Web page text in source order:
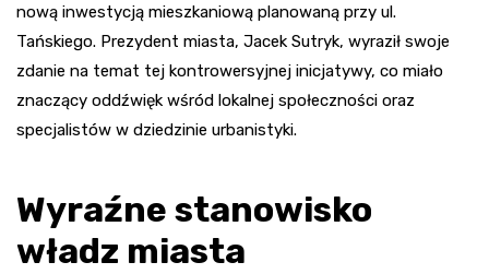
nową inwestycją mieszkaniową planowaną przy ul.
Tańskiego. Prezydent miasta, Jacek Sutryk, wyraził swoje
zdanie na temat tej kontrowersyjnej inicjatywy, co miało
znaczący oddźwięk wśród lokalnej społeczności oraz
specjalistów w dziedzinie urbanistyki.
Wyraźne stanowisko
władz miasta